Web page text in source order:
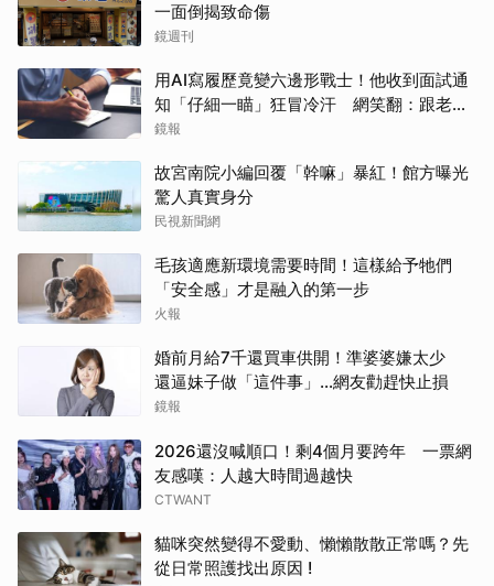
一面倒揭致命傷
鏡週刊
用AI寫履歷竟變六邊形戰士！他收到面試通
知「仔細一瞄」狂冒冷汗 網笑翻：跟老闆
禮尚往來
鏡報
故宮南院小編回覆「幹嘛」暴紅！館方曝光
驚人真實身分
民視新聞網
毛孩適應新環境需要時間！這樣給予牠們
「安全感」才是融入的第一步
火報
婚前月給7千還買車供開！準婆婆嫌太少
還逼妹子做「這件事」…網友勸趕快止損
鏡報
2026還沒喊順口！剩4個月要跨年 一票網
友感嘆：人越大時間過越快
CTWANT
貓咪突然變得不愛動、懶懶散散正常嗎？先
從日常照護找出原因 !